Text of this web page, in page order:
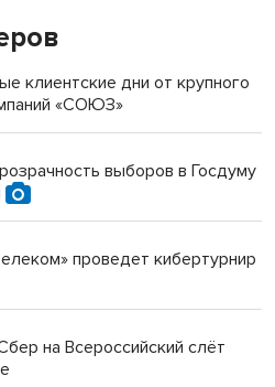
новосибирском селе лошади
с женой вошли в топ-16
клиентские дни от крупного
«СОЮЗ»
выборов в Госдуму
проведет кибертурнир
на Всероссийский слёт